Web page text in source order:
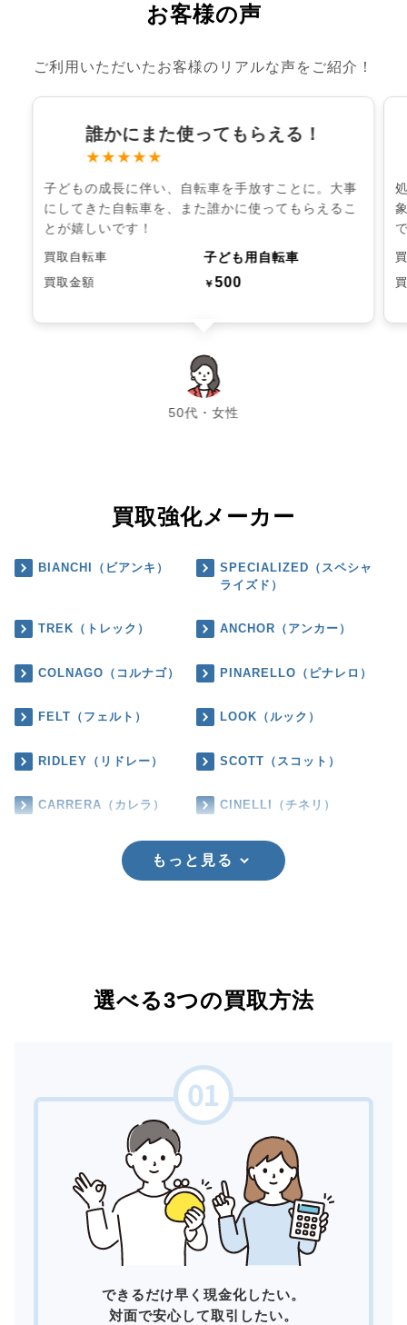
お客様の声
ご利用いただいたお客様のリアルな声をご紹介！
誰かにまた使ってもらえる！
★★★★★
子どもの成長に伴い、自転車を手放すことに。大事
にしてきた自転車を、また誰かに使ってもらえるこ
とが嬉しいです！
買取自転車 子ども用自転車
買取金額 ￥500
50代・女性
chevron_left chevron_right
買取強化メーカー
BIANCHI（ビアンキ）
SPECIALIZED（スペシャ
ライズド）
TREK（トレック） ANCHOR（アンカー）
COLNAGO（コルナゴ） PINARELLO（ピナレロ）
FELT（フェルト） LOOK（ルック）
RIDLEY（リドレー） SCOTT（スコット）
CARRERA（カレラ） CINELLI（チネリ）
もっと見る
選べる3つの買取方法
できるだけ早く現金化したい。
対面で安心して取引したい。